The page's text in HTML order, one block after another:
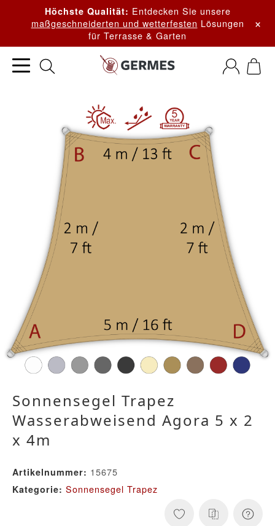
Höchste Qualität: Entdecken Sie unsere
maßgeschneiderten und wetterfesten Lösungen
für Terrasse & Garten
×
Sonnensegel Trapez
Wasserabweisend Agora 5 x 2
x 4m
Artikelnummer: 15675
Kategorie: Sonnensegel Trapez